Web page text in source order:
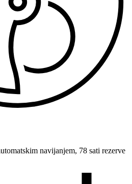
navijanjem, 78 sati rezerve